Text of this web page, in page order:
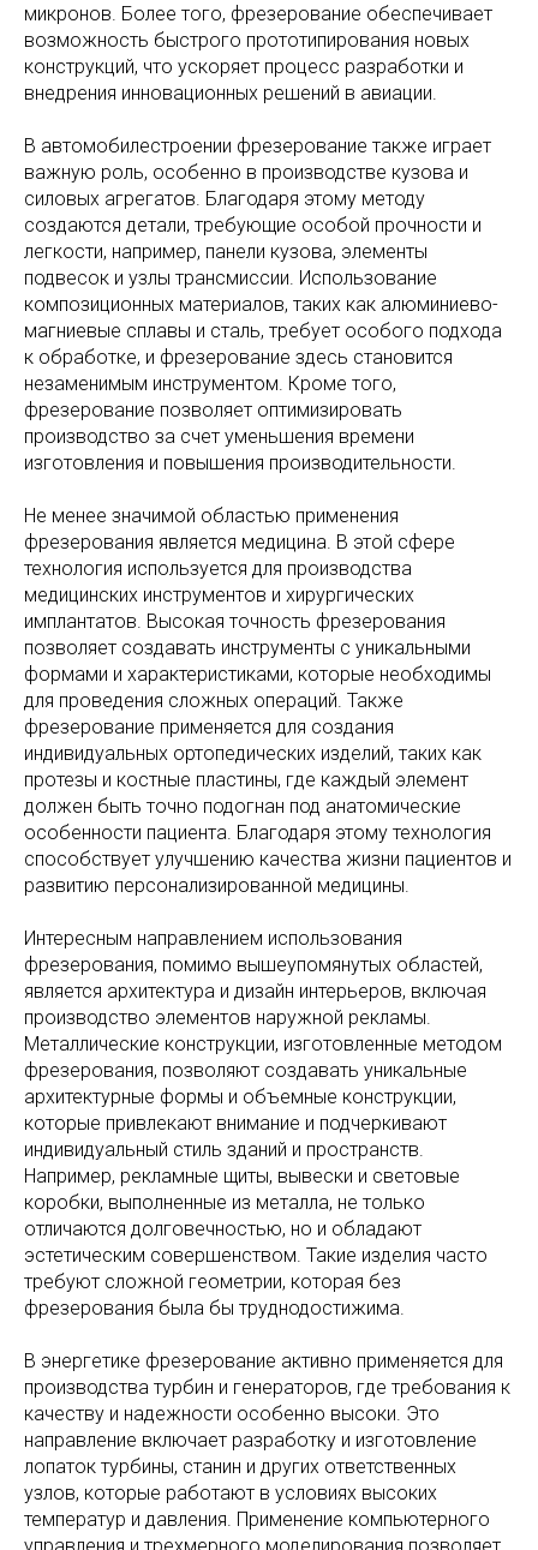
микронов. Более того, фрезерование обеспечивает
возможность быстрого прототипирования новых
конструкций, что ускоряет процесс разработки и
внедрения инновационных решений в авиации.
В автомобилестроении фрезерование также играет
важную роль, особенно в производстве кузова и
силовых агрегатов. Благодаря этому методу
создаются детали, требующие особой прочности и
легкости, например, панели кузова, элементы
подвесок и узлы трансмиссии. Использование
композиционных материалов, таких как алюминиево-
магниевые сплавы и сталь, требует особого подхода
к обработке, и фрезерование здесь становится
незаменимым инструментом. Кроме того,
фрезерование позволяет оптимизировать
производство за счет уменьшения времени
изготовления и повышения производительности.
Не менее значимой областью применения
фрезерования является медицина. В этой сфере
технология используется для производства
медицинских инструментов и хирургических
имплантатов. Высокая точность фрезерования
позволяет создавать инструменты с уникальными
формами и характеристиками, которые необходимы
для проведения сложных операций. Также
фрезерование применяется для создания
индивидуальных ортопедических изделий, таких как
протезы и костные пластины, где каждый элемент
должен быть точно подогнан под анатомические
особенности пациента. Благодаря этому технология
способствует улучшению качества жизни пациентов и
развитию персонализированной медицины.
Интересным направлением использования
фрезерования, помимо вышеупомянутых областей,
является архитектура и дизайн интерьеров, включая
производство элементов наружной рекламы.
Металлические конструкции, изготовленные методом
фрезерования, позволяют создавать уникальные
архитектурные формы и объемные конструкции,
которые привлекают внимание и подчеркивают
индивидуальный стиль зданий и пространств.
Например, рекламные щиты, вывески и световые
коробки, выполненные из металла, не только
отличаются долговечностью, но и обладают
эстетическим совершенством. Такие изделия часто
требуют сложной геометрии, которая без
фрезерования была бы труднодостижима.
В энергетике фрезерование активно применяется для
производства турбин и генераторов, где требования к
качеству и надежности особенно высоки. Это
направление включает разработку и изготовление
лопаток турбины, станин и других ответственных
узлов, которые работают в условиях высоких
температур и давления. Применение компьютерного
управления и трехмерного моделирования позволяет